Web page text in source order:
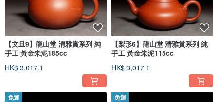
【文旦9】龍山堂 清雅賞系列 純
手工 黃金朱泥185cc
HK$ 3,017.1
【梨形6】龍山堂 清雅賞系列 純
手工 黃金朱泥115cc
HK$ 3,017.1
免運 免運